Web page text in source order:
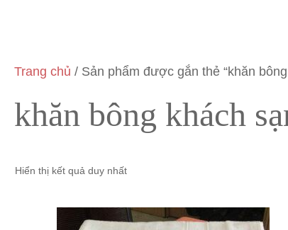
Trang chủ / Sản phẩm được gắn thẻ “khăn
khăn bông khách
Hiển thị kết quả duy nhất